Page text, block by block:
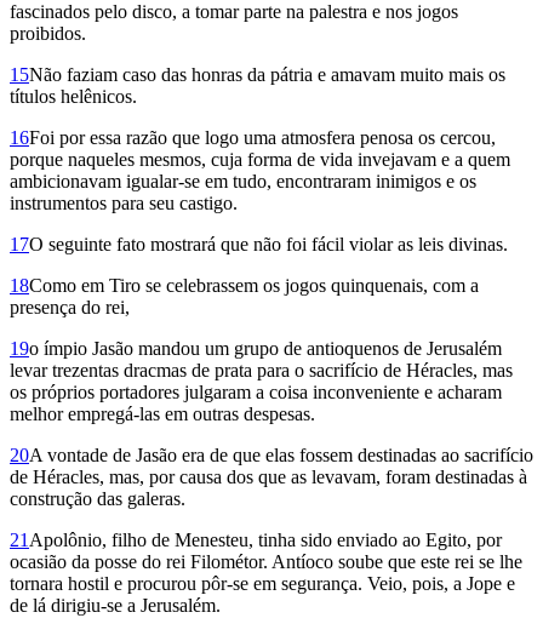
fascinados pelo disco, a tomar parte na palestra e nos jogos
proibidos.
15Não faziam caso das honras da pátria e amavam muito mais os
títulos helênicos.
16Foi por essa razão que logo uma atmosfera penosa os cercou,
porque naqueles mesmos, cuja forma de vida invejavam e a quem
ambicionavam igualar-se em tudo, encontraram inimigos e os
instrumentos para seu castigo.
17O seguinte fato mostrará que não foi fácil violar as leis divinas.
18Como em Tiro se celebrassem os jogos quinquenais, com a
presença do rei,
19o ímpio Jasão mandou um grupo de antioquenos de Jerusalém
levar trezentas dracmas de prata para o sacrifício de Héracles, mas
os próprios portadores julgaram a coisa inconveniente e acharam
melhor empregá-las em outras despesas.
20A vontade de Jasão era de que elas fossem destinadas ao sacrifício
de Héracles, mas, por causa dos que as levavam, foram destinadas à
construção das galeras.
21 Apolônio, filho de Menesteu, tinha sido enviado ao Egito, por
ocasião da posse do rei Filométor. Antíoco soube que este rei se lhe
tornara hostil e procurou pôr-se em segurança. Veio, pois, a Jope e
de lá dirigiu-se a Jerusalém.